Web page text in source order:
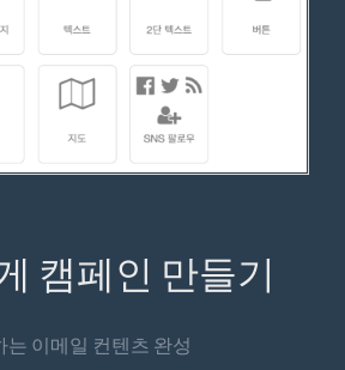
캠페인 만들기
는 이메일 컨텐츠 완성